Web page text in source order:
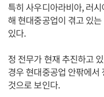
특히 사우디아라비아, 러
해 현대중공업이 겪고 있
있다.
정 전무가 현재 추진하고
경우 현대중공업 안팎에서
것으로 보인다.